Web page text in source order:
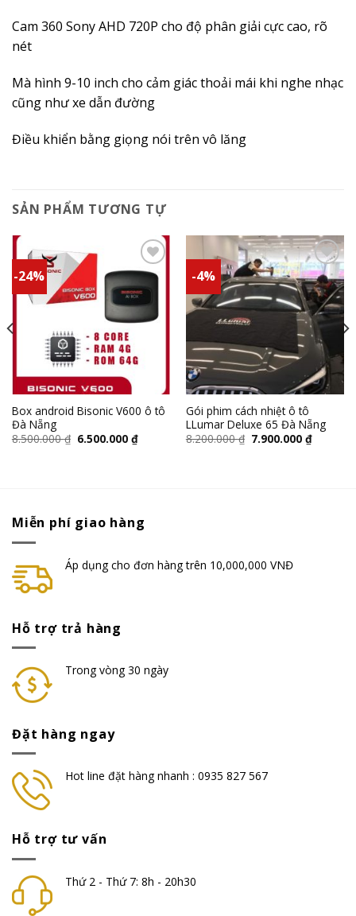
Cam 360 Sony AHD 720P cho độ phân giải cực cao, rõ
nét
Mà hình 9-10 inch cho cảm giác thoải mái khi nghe nhạc
cũng như xe dẫn đường
Điều khiển bằng giọng nói trên vô lăng
SẢN PHẨM TƯƠNG TỰ
-24%
Add to
wishlist
Box android Bisonic V600 ô tô
Đà Nẵng
8.500.000₫ 6.500.000 ₫
-4%
Add to
wishlist
Gói phim cách nhiệt ô tô
LLumar Deluxe 65 Đà Nẵng
8.200.000₫ 7.900.000 ₫
Miễn phí giao hàng
Áp dụng cho đơn hàng trên 10,000,000 VNĐ
Hỗ trợ trả hàng
Trong vòng 30 ngày
Đặt hàng ngay
Hot line đặt hàng nhanh : 0935 827 567
Hỗ trợ tư vấn
Thứ 2 - Thứ 7: 8h - 20h30